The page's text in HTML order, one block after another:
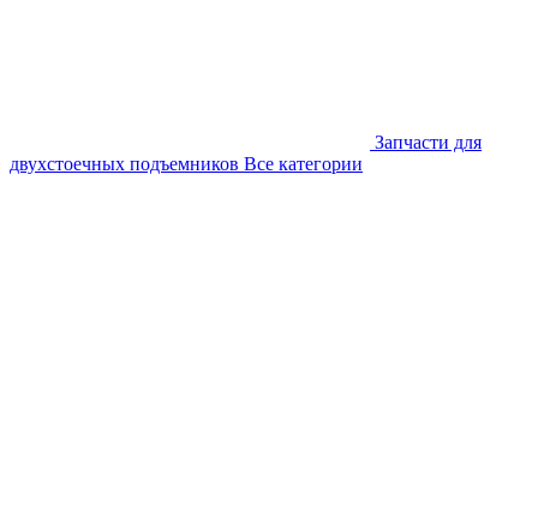
Запчасти для
двухстоечных подъемников Все категории